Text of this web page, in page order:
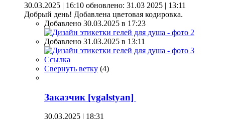
30.03.2025 | 16:10 обновлено: 31.03 2025 | 13:11
Добрый день! Добавлена цветовая кодировка.
Добавлено 30.03.2025 в 17:23
Добавлено 31.03.2025 в 13:11
Ссылка
Свернуть ветку (4)
Заказчик [vgalstyan]
30.03.2025 | 18:31